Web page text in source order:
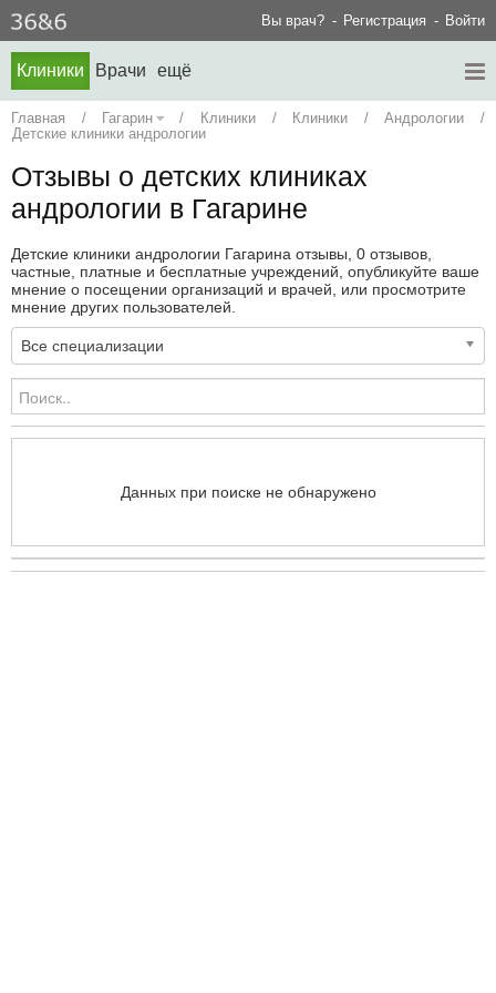
Вы врач? Регистрация Войти
Клиники Врачи ещё
Главная / Гагарин / Клиники / Клиники / Андрологии
/
Детские клиники андрологии
Отзывы о детских клиниках
андрологии в Гагарине
Детские клиники андрологии Гагарина отзывы, 0 отзывов,
частные, платные и бесплатные учреждений, опубликуйте ваше
мнение о посещении организаций и врачей, или просмотрите
мнение других пользователей.
Все специализации
Данных при поиске не обнаружено